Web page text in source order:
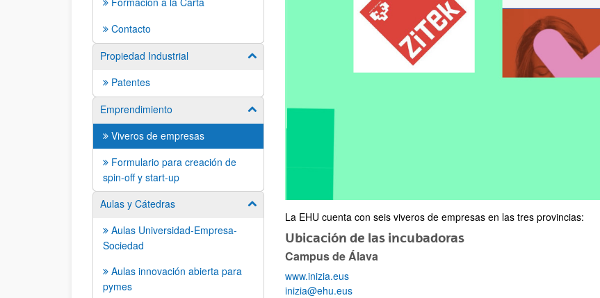
Contacto
Propiedad Industrial
Mostrar/ocultar subpáginas
Patentes
Emprendimiento
Mostrar/ocultar subpáginas
Viveros de empresas
Formulario para creación de
spin-off y start-up
Aulas y Cátedras
Mostrar/ocultar subpáginas
Aulas Universidad-Empresa-
Sociedad
Aulas innovación abierta para
pymes
La EHU cuenta con seis viveros de empresas en las tres provincias:
Ubicación de las incubadoras
Campus de Álava
www.inizia.eus
inizia@ehu.eus